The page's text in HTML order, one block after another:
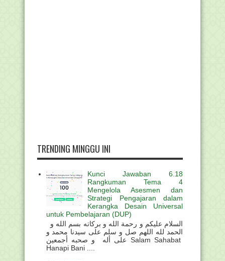
TRENDING MINGGU INI
Kunci Jawaban 6.18
Rangkuman Tema 4
Mengelola Asesmen dan
Strategi Pengajaran dalam
Kerangka Desain Universal
untuk Pembelajaran (DUP)
الحمد لله اللهم صل و سلم على سيدنا محمد و
على أله و صحبه أجمعين Salam Sahabat
Hanapi Bani ....